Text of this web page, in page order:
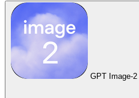
GPT Image-2